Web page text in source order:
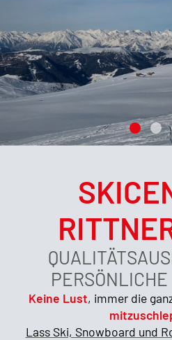
Keine Lust, immer die
Lass Ski, Snowboard und